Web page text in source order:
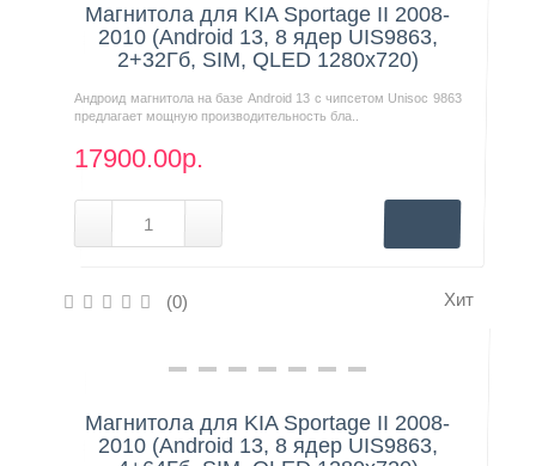
Магнитола для KIA Sportage II 2008-
2010 (Android 13, 8 ядер UIS9863,
2+32Гб, SIM, QLED 1280x720)
Андроид магнитола на базе Android 13 с чипсетом Unisoc 9863
предлагает мощную производительность бла..
17900.00р.
(0) Хит
Нашли дешевле?
Магнитола для KIA Sportage II 2008-
2010 (Android 13, 8 ядер UIS9863,